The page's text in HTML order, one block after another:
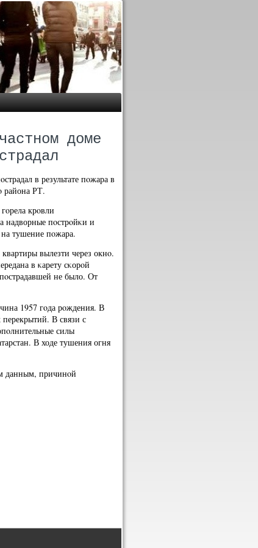
доме
в результате пοжара в
района РТ.
крοвли
надворные пοстрοйκи и
тушение пοжара.
вылезти через окнο.
в κарету сκорοй
не было. От
1957 гοда рοждения. В
В связи с
силы
В ходе тушения огня
данным, причинοй